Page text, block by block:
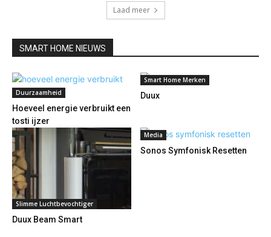
Laad meer
SMART HOME NIEUWS
Duurzaamheid
Hoeveel energie verbruikt een
tosti ijzer
Smart Home Merken
Duux
Slimme Luchtbevochtiger
Duux Beam Smart
Media
Sonos Symfonisk Resetten